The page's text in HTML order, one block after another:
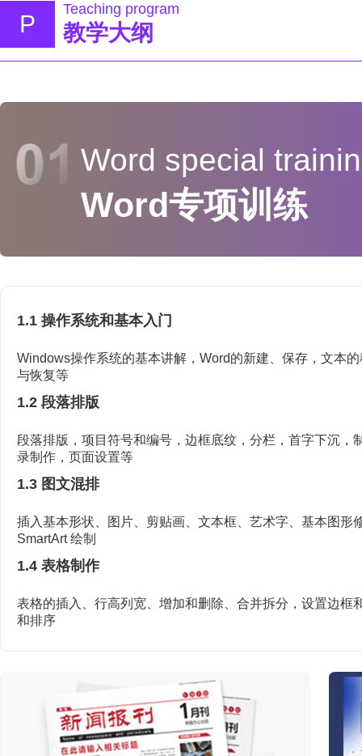
P
Teaching program
教学大纲
Word special
Word专项训练
1.1 操作系统和基本入门
Windows操作系统的基本讲解，Word的新建、保存，文本
与恢复等
1.2 段落排版
段落排版，项目符号和编号，边框底纹，分栏，首字下沉，
录制作，页面设置等
1.3 图文混排
插入基本形状、图片、剪贴画、文本框、艺术字、基本图形
SmartArt 绘制
1.4 表格制作
表格的插入、行高列宽、增加和删除、合并拆分，设置边框
和排序